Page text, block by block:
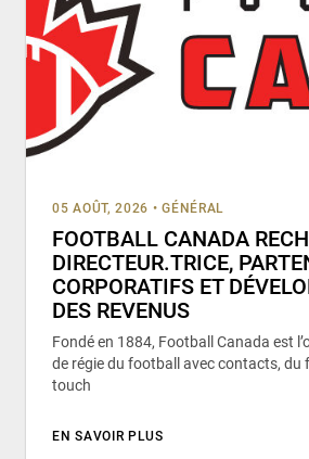
05 AOÛT, 2026 • GÉNÉRAL
FOOTBALL CANADA
DIRECTEUR.TRICE,
CORPORATIFS ET
DES REVENUS
Fondé en 1884, Football Canada est
de régie du football avec contacts, du
touch
EN SAVOIR PLUS